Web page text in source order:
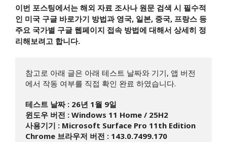
이번 포스팅에서는 해외 자료 조사나 원문 검색 시 필수적
인 미국 구글 바로가기 방법과 영국, 일본, 중국, 프랑스 등
주요 국가별 구글 웹페이지 접속 방법에 대해서 상세히 정
리해보려고 합니다.
참고로 아래 글은 아래 테스트 날짜와 기기, 앱 버전
에서 작동 여부를 직접 확인 완료 하였습니다.
테스트 날짜 : 26년 1월 9일
윈도우 버전 : Windows 11 Home / 25H2
사용기기 : Microsoft Surface Pro 11th Edition
Chrome 브라우저 버전 : 143.0.7499.170